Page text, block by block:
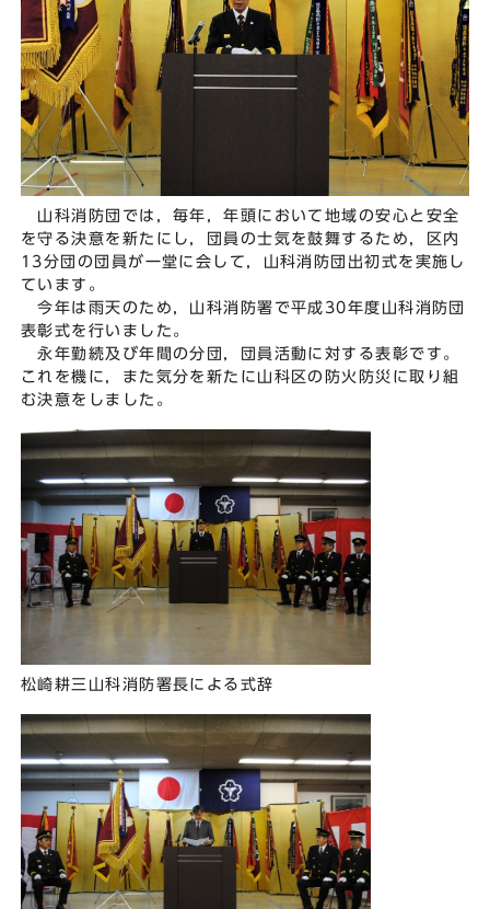
山科消防団では，毎年，年頭において地域の安心と安全
を守る決意を新たにし，団員の士気を鼓舞するため，区内
13分団の団員が一堂に会して，山科消防団出初式を実施し
ています。
今年は雨天のため，山科消防署で平成30年度山科消防団
表彰式を行いました。
永年勤続及び年間の分団，団員活動に対する表彰です。
これを機に，また気分を新たに山科区の防火防災に取り組
む決意をしました。
松崎耕三山科消防署長による式辞